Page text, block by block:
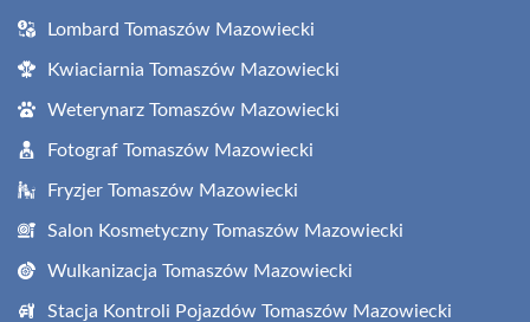
Lombard Tomaszów Mazowiecki
Kwiaciarnia Tomaszów Mazowiecki
Weterynarz Tomaszów Mazowiecki
Fotograf Tomaszów Mazowiecki
Fryzjer Tomaszów Mazowiecki
Salon Kosmetyczny Tomaszów Mazowiecki
Wulkanizacja Tomaszów Mazowiecki
Stacja Kontroli Pojazdów Tomaszów Mazowiecki